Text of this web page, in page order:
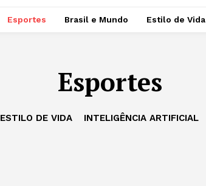
Esportes Brasil e Mundo Estilo de Vida
Esportes
ESTILO DE VIDA INTELIGÊNCIA ARTIFICIAL